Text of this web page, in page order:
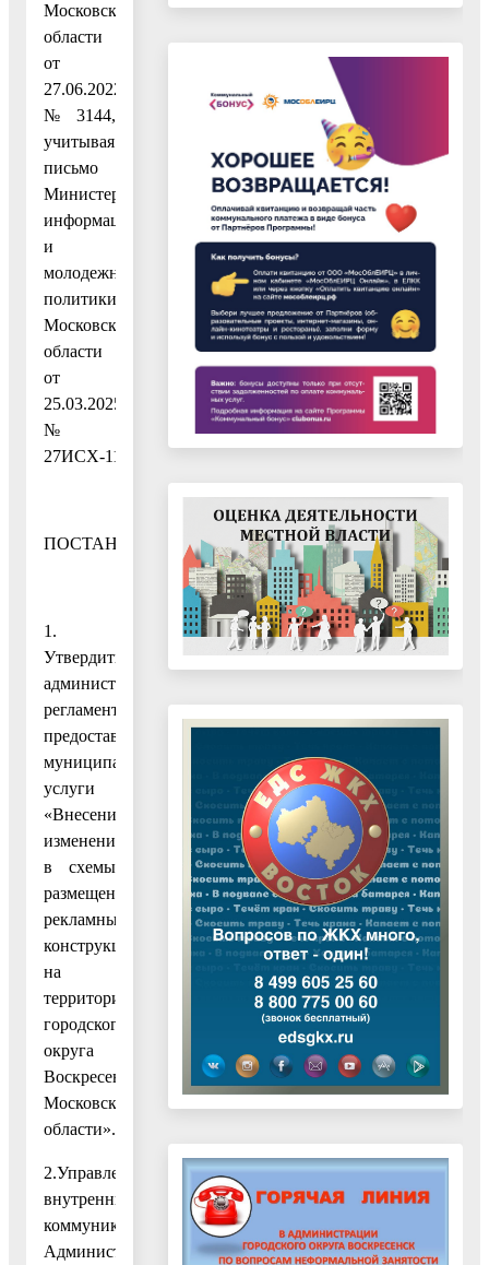
Московской
области
от
27.06.2022
№ 3144,
учитывая
письмо
Министерства
информации
и
молодежной
политики
Московской
области
от
25.03.2025
№
27ИСХ-1197,
ПОСТАНОВЛЯЮ:
1.
Утвердить
административный
регламент
предоставления
муниципальной
услуги
«Внесение
изменений
в схемы
размещения
рекламных
конструкций
на
территории
городского
округа
Воскресенск
Московской
области».
2.Управлению
внутренних
коммуникаций
Администрации